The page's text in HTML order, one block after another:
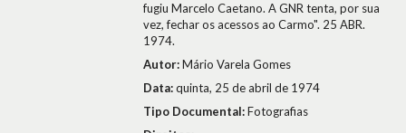
fugiu Marcelo Caetano. A GNR tenta, por sua
vez, fechar os acessos ao Carmo". 25 ABR.
1974.
Autor:Mário Varela Gomes
Data:quinta, 25 de abril de 1974
Tipo Documental:Fotografias